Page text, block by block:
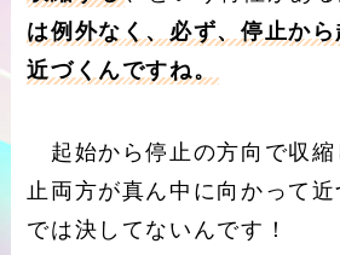
は例外なく、必ず、停止か
近づくんですね。
起始から停止の方向で収縮
止両方が真ん中に向かって
では決してないんです！